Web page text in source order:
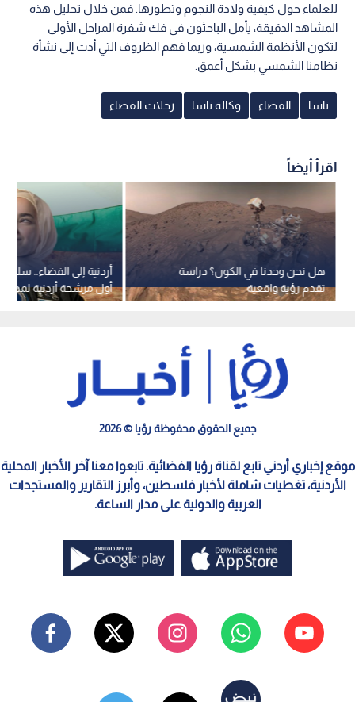
للعلماء حول كيفية ولادة النجوم وتطورها. فمن خلال تحليل هذه
المشاهد الدقيقة، يأمل الباحثون في فك شفرة المراحل الأولى
لتكون الأنظمة الشمسية، وربما فهم الظروف التي أدت إلى نشأة
نظامنا الشمسي بشكل أعمق.
ناسا الفضاء وكالة ناسا رحلات الفضاء
اقرأ أيضاً
أردنية إلى الفضاء.. سلام
أول مرشحة أردنية لمهمة
هل نحن وحدنا في الكون؟ دراسة
تقدم رؤية واقعية
جميع الحقوق محفوظة رؤيا © 2026
موقع إخباري أردني تابع لقناة رؤيا الفضائية. تابعوا معنا آخر الأخبار المحلية
الأردنية، تغطيات شاملة لأخبار فلسطين، وأبرز التقارير والمستجدات
العربية والدولية على مدار الساعة.